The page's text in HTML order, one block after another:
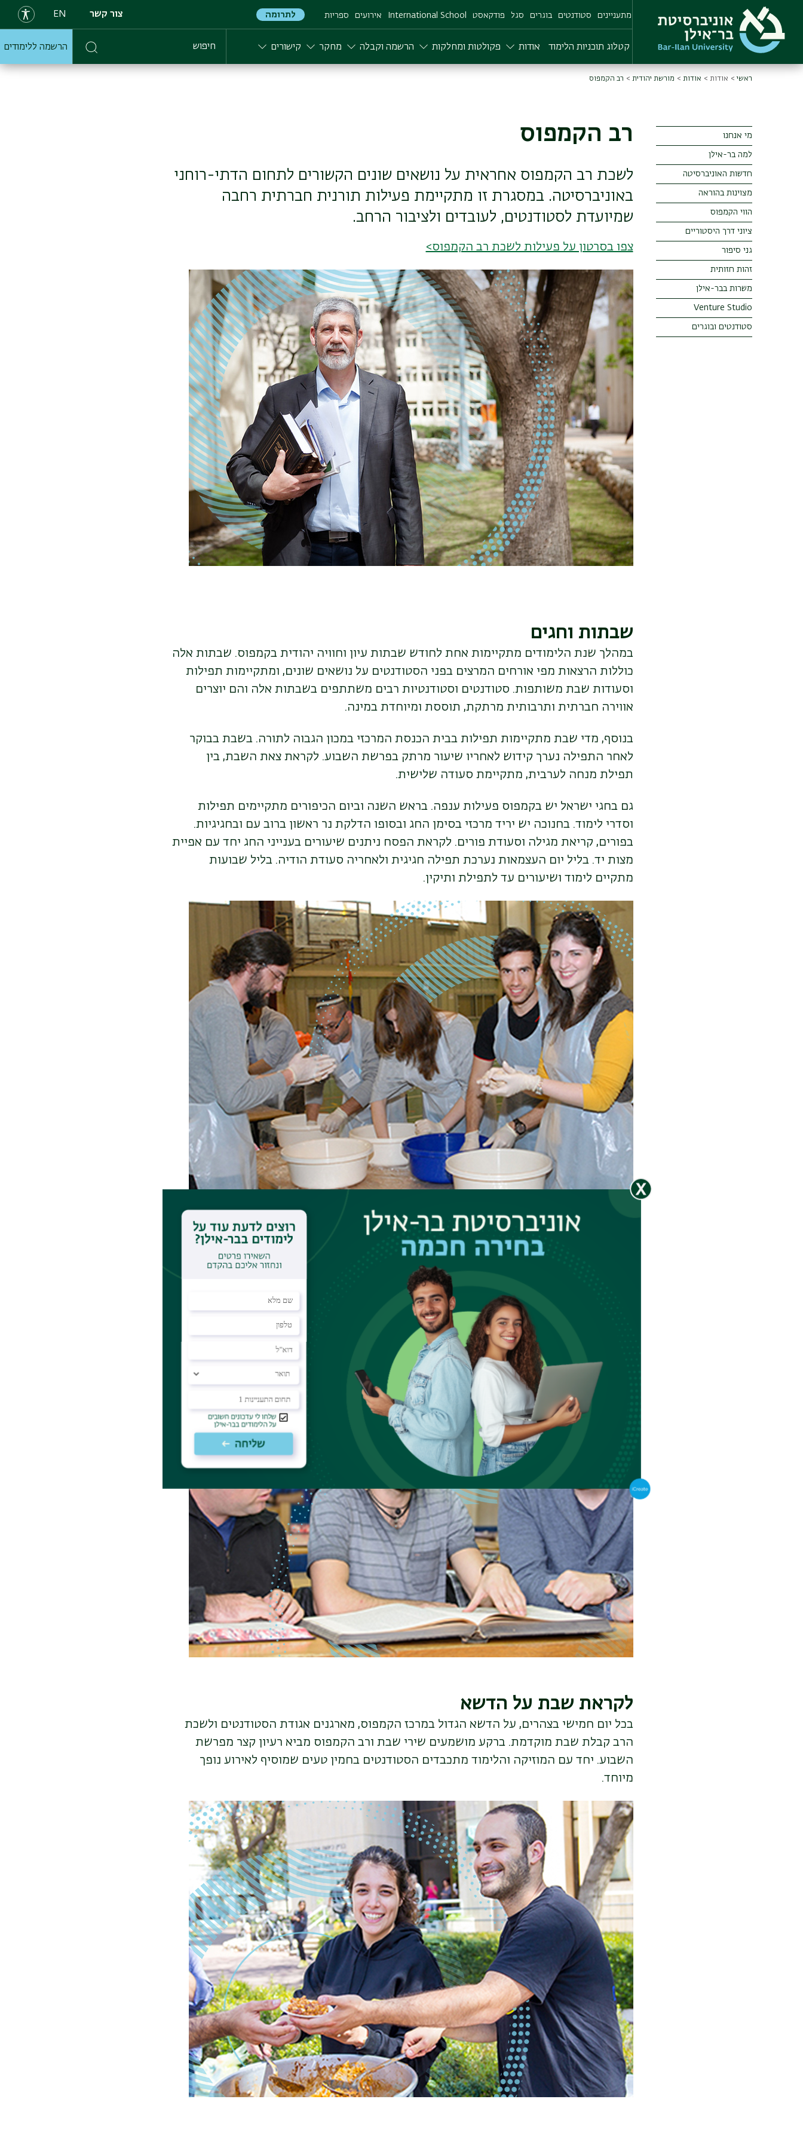
main
content
מתעניינים סטודנטים בוגרים סגל פודקאסט International School אירועים ספריות לתרומה צור קשר EN
קטלוג תוכניות הלימוד אודות פקולטות ומחלקות הרשמה וקבלה מחקר קישורים חיפוש הרשמה ללימודים
Main
Menu
מי אנחנו
למה בר-אילן
חדשות האוניברסיטה
מצוינות בהוראה
הווי הקמפוס
ציוני דרך היסטוריים
גני סיפור
זהות חזותית
משרות בבר-אילן
Venture Studio
סטודנטים ובוגרים
ראשי אודות אודות מורשת יהודית רב הקמפוס
רב הקמפוס
לשכת רב הקמפוס אחראית על נושאים שונים הקשורים לתחום הדתי-רוחני
באוניברסיטה. במסגרת זו מתקיימת פעילות תורנית חברתית רחבה
שמיועדת לסטודנטים, לעובדים ולציבור הרחב.
צפו בסרטון על פעילות לשכת רב הקמפוס>
שבתות וחגים
במהלך שנת הלימודים מתקיימות אחת לחודש שבתות עיון וחוויה יהודית בקמפוס. שבתות אלה
כוללות הרצאות מפי אורחים המרצים בפני הסטודנטים על נושאים שונים, ומתקיימות תפילות
וסעודות שבת משותפות. סטודנטים וסטודנטיות רבים משתתפים בשבתות אלה והם יוצרים
אווירה חברתית ותרבותית מרתקת, תוססת ומיוחדת במינה.
בנוסף, מדי שבת מתקיימות תפילות בבית הכנסת המרכזי במכון הגבוה לתורה. בשבת בבוקר
לאחר התפילה נערך קידוש לאחריו שיעור מרתק בפרשת השבוע. לקראת צאת השבת, בין
תפילת מנחה לערבית, מתקיימת סעודה שלישית.
גם בחגי ישראל יש בקמפוס פעילות ענפה. בראש השנה וביום הכיפורים מתקיימים תפילות
וסדרי לימוד. בחנוכה יש יריד מרכזי בסימן החג ובסופו הדלקת נר ראשון ברוב עם ובחגיגיות.
בפורים, קריאת מגילה וסעודת פורים. לקראת הפסח ניתנים שיעורים בענייני החג יחד עם אפיית
מצות יד. בליל יום העצמאות נערכת תפילה חגיגית ולאחריה סעודת הודיה. בליל שבועות
מתקיים לימוד ושיעורים עד לתפילת ותיקין.
במהלך השבוע, לאחר שעות הלימוד האקדמיות וביניהן, מתקיים באוניברסיטה לימוד תורה
במסגרות שונות ובו משתתפים בכל שבוע מאות אנשים. הלימוד הוא בבתי מדרש לצעירות
וצעירות, במפגשים בבית הקפה, בבתי המדרש במכון הגבוה לתורה ובמדרשה ובמקומות נוספים.
פירוט השיעורים, המרצים ומקומות הלימוד נמצא באתר.
לקראת שבת על הדשא
בכל יום חמישי בצהרים, על הדשא הגדול במרכז הקמפוס, מארגנים אגודת הסטודנטים ולשכת
הרב קבלת שבת מוקדמת. ברקע מושמעים שירי שבת ורב הקמפוס מביא רעיון קצר מפרשת
השבוע. יחד עם המוזיקה והלימוד מתכבדים הסטודנטים בחמין טעים שמוסיף לאירוע נופך
מיוחד.